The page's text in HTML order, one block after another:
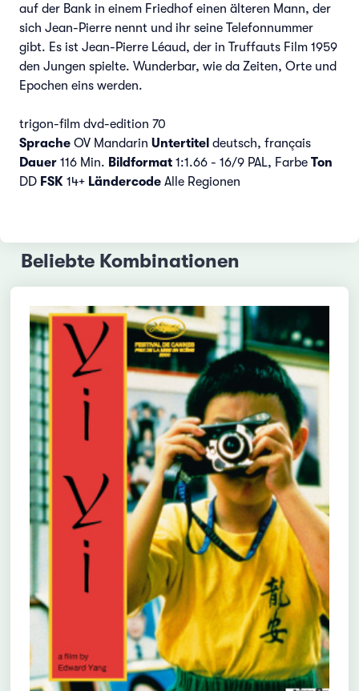
auf der Bank in einem Friedhof einen älteren Mann, der
sich Jean-Pierre nennt und ihr seine Telefonnummer
gibt. Es ist Jean-Pierre Léaud, der in Truffauts Film 1959
den Jungen spielte. Wunderbar, wie da Zeiten, Orte und
Epochen eins werden.
trigon-film dvd-edition 70
Sprache OV Mandarin Untertitel deutsch, français
Dauer 116 Min. Bildformat 1:1.66 - 16/9 PAL, Farbe Ton
DD FSK 14+ Ländercode Alle Regionen
Beliebte Kombinationen